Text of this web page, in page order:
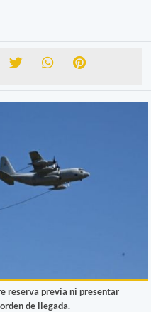
reserva previa ni presentar
de llegada.